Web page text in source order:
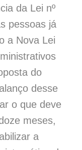
da Lei nº
pessoas já
a Nova Lei
do
desse
o que deve
meses,
a